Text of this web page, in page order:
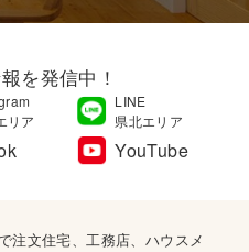
を発信中！
リア
LINE
県北エリア
YouTube
注文住宅、工務店、ハウスメ